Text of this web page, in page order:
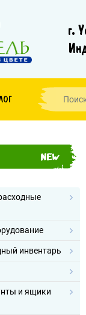
г.
инвентарь
и ящики